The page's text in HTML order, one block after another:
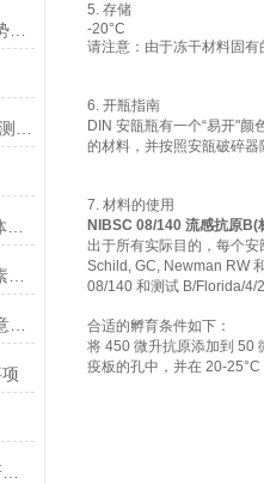
NIBSC15/304甲状旁腺素的核心优势有哪些？
NIBSC标准品是生物药物质量控制体系中的基础工具
NIBSC05/112肝素的核心成分是肝素钠(Heparin Sodium)
NIBSC15/304甲状旁腺素的使用注意事项
NIBSC89/548介白素6促进了科学研究的进步
5. 存储
-20°C
请注意：由于冻干材料固
6. 开瓶指南
DIN 安瓿瓶有一个“易开"
的材料，并按照安瓿破碎
7. 材料的使用
NIBSC 08/140 流感抗原B(
出于所有实际目的，每个
Schild, GC, Newman RW
08/140 和测试 B/Florida/4/
合适的孵育条件如下：
将 450 微升抗原添加到 50
疫板的孔中，并在 20-